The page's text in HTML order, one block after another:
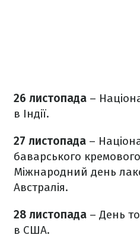
26 листопада –
в Індії.
27 листопада –
баварського
Міжнародний день
Австралія.
28 листопада – День
в США.